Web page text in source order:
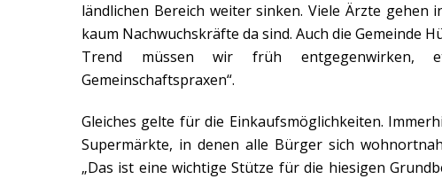
ländlichen Bereich weiter sinken. Viele Ärzte gehen
kaum Nachwuchskräfte da sind. Auch die Gemeinde
Trend müssen wir früh entgegenwirken,
Gemeinschaftspraxen“.
Gleiches gelte für die Einkaufsmöglichkeiten.
Supermärkte, in denen alle Bürger sich
„Das ist eine wichtige Stütze für die hiesigen